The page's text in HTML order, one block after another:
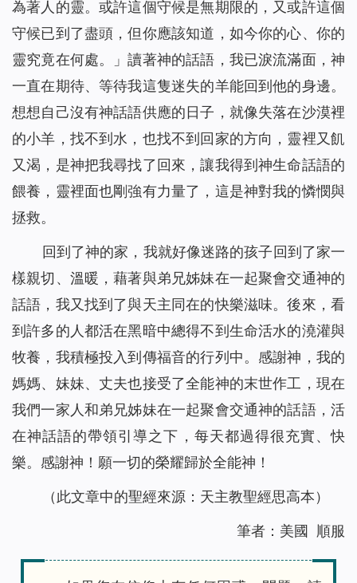
為著人的靈。或許這個守候是無期限的，又或許這個
守候已到了盡頭，但你應該知道，如今你的心、你的
靈究竟在何處。
」讀著神的話語，我已淚流滿面，神
一直在期待、等待我這隻迷失的羊能回到他的身邊。
想想自己沒有神話語供應的日子，就像失落在沙漠裡
的小羊，找不到水，也找不到回家的方向，靈裡又飢
又渴，是神把我尋找了回來，讓我得到神生命話語的
餵養，靈裡面也剛強有力量了，這是神對我的憐憫與
拯救。
回到了神的家，我就好像迷路的孩子回到了家一
樣親切、溫暖，藉著與弟兄姊妹在一起聚會交通神的
話語，我又找到了與天主同在的快樂滋味。後來，看
到許多的人都活在黑暗中總得不到生命活水的澆灌與
牧養，我積極投入到傳福音的行列中。感謝神，我的
媽媽、妹妹、丈夫也接受了全能神的末世作工，現在
我們一家人和弟兄姊妹在一起聚會交通神的話語，活
在神話語的帶領引導之下，每天都過得很充實、快
樂。感謝神！願一切的榮耀歸於全能神！
（此文章中的聖經來源：天主教聖經思高本）
筆者：美國 順服